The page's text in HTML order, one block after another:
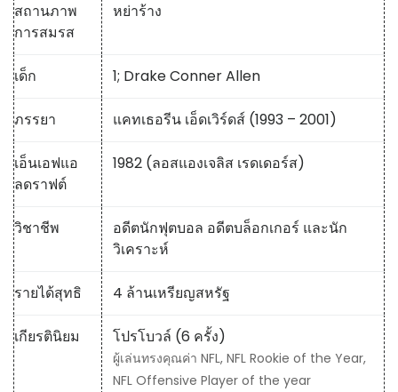
สถานภาพ
การสมรส
หย่าร้าง
เด็ก 1; Drake Conner Allen
ภรรยา แคทเธอรีน เอ็ดเวิร์ดส์ (1993 – 2001)
เอ็นเอฟแอ
ลดราฟต์
1982 (ลอสแองเจลิส เรดเดอร์ส)
วิชาชีพ
อดีตนักฟุตบอล อดีตบล็อกเกอร์ และนัก
วิเคราะห์
รายได้สุทธิ 4 ล้านเหรียญสหรัฐ
เกียรตินิยม โปรโบวล์ (6 ครั้ง)
ผู้เล่นทรงคุณค่า NFL, NFL Rookie of the Year,
NFL Offensive Player of the year